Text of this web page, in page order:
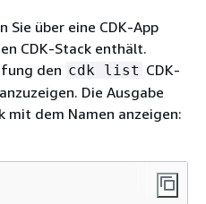
Sie über eine CDK-App
CDK-Stack enthält.
den cdk list CDK-
Die Ausgabe
mit dem Namen anzeigen: